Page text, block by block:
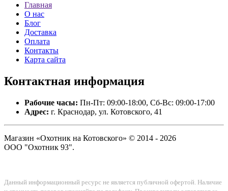
Главная
О нас
Блог
Доставка
Оплата
Контакты
Карта сайта
Контактная информация
Рабочие часы: Пн-Пт: 09:00-18:00, Сб-Вс: 09:00-17:00
Адрес: г. Краснодар, ул. Котовского, 41
Магазин «Охотник на Котовского» © 2014 - 2026
ООО "Охотник 93".
Данный информационный ресурс не является публичной офертой. Наличие